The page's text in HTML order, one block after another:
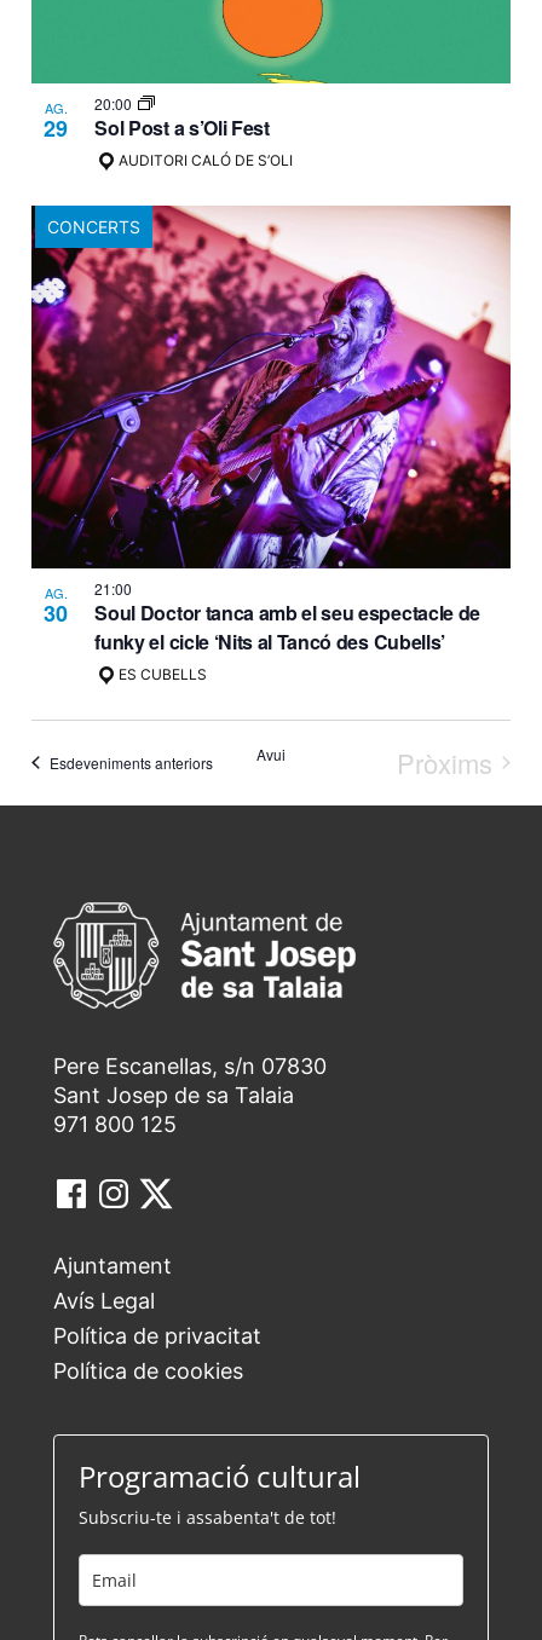
AG.
29
20:00
Sol Post a s’Oli Fest
AUDITORI CALÓ DE S’OLI
CONCERTS
AG.
30
21:00
Soul Doctor tanca amb el seu espectacle de
funky el cicle ‘Nits al Tancó des Cubells’
ES CUBELLS
Esdeveniments anteriors Avui
Pròxims
Pere Escanellas, s/n 07830
Sant Josep de sa Talaia
971 800 125
Ajuntament
Avís Legal
Política de privacitat
Política de cookies
Programació cultural
Subscriu-te i assabenta't de tot!